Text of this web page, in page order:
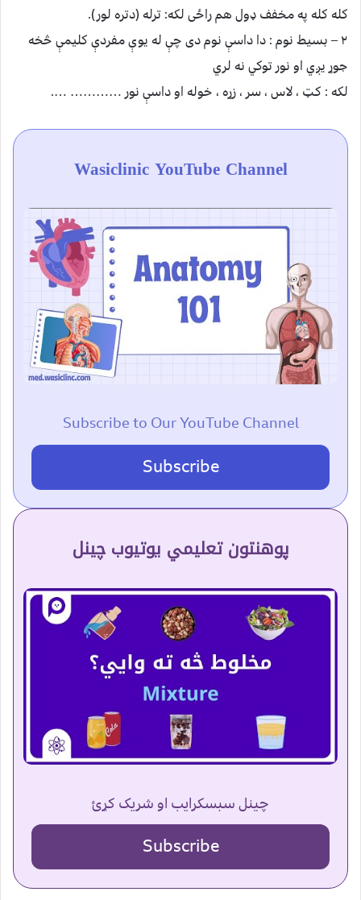
كله كله په مخفف ډول هم راځى لكه: ترله (دتره لور).
۲ – بسيط نوم : دا داسې نوم دى چې له يوې مفردې كليمې څخه
جوړ يږي او نور توكي نه لري
لكه : كټ ، لاس ، سر ، زړه ، خوله او داسې نور ………… ….
Wasiclinic YouTube Channel
Subscribe to Our YouTube Channel
Subscribe
پوهنتون تعلیمي یوتیوب چینل
چینل سبسکرایب او شریک کړئ
Subscribe